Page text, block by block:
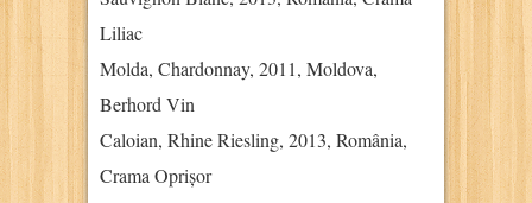
Liliac
Molda, Chardonnay, 2011, Moldova,
Berhord Vin
Caloian, Rhine Riesling, 2013, România,
Crama Oprișor